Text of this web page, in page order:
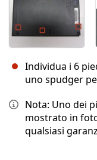
Individua i 6
uno spudger
Nota: Uno dei
mostrato in
qualsiasi